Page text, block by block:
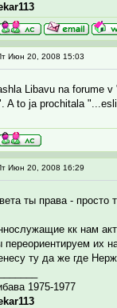
Июн 20, 2008 15:03
Libavu na forume
A to ja prochitala
Июн 20, 2008 16:29
ты права -
кк нам
переориентируем их
ту да же где
1975-1977